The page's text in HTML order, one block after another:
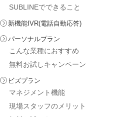
SUBLINEでできること
新機能IVR(電話自動応答)
パーソナルプラン
こんな業種におすすめ
無料お試しキャンペーン
ビズプラン
マネジメント機能
現場スタッフのメリット